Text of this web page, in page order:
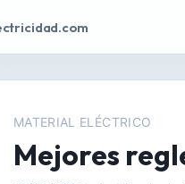
MATERIAL ELÉCTRICO
Mejores